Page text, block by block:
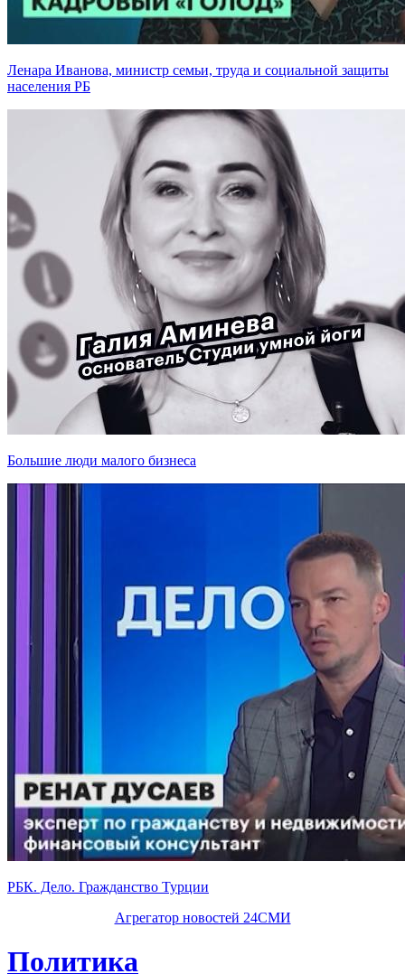
Ленара Иванова, министр семьи, труда и социальной защиты
населения РБ
Большие люди малого бизнеса
РБК. Дело. Гражданство Турции
Агрегатор новостей 24СМИ
Политика